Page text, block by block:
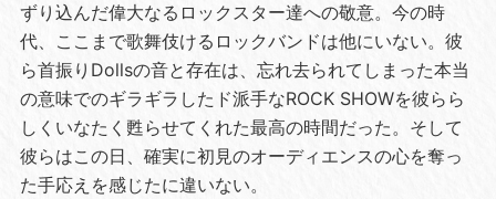
ずり込んだ偉大なるロックスター達への敬意。今の時
代、ここまで歌舞伎けるロックバンドは他にいない。彼
ら首振りDollsの音と存在は、忘れ去られてしまった本当
の意味でのギラギラしたド派手なROCK SHOWを彼らら
しくいなたく甦らせてくれた最高の時間だった。そして
彼らはこの日、確実に初見のオーディエンスの心を奪っ
た手応えを感じたに違いない。